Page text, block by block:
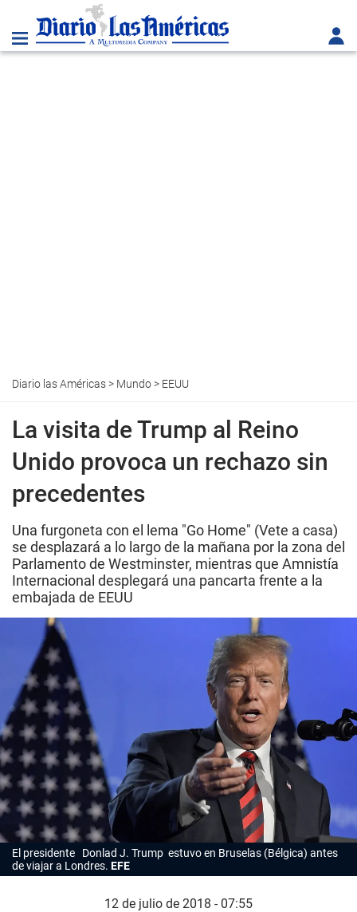
Diario las Américas> Mundo> EEUU
La visita de Trump al Reino
Unido provoca un rechazo sin
precedentes
Una furgoneta con el lema "Go Home" (Vete a casa)
se desplazará a lo largo de la mañana por la zona del
Parlamento de Westminster, mientras que Amnistía
Internacional desplegará una pancarta frente a la
embajada de EEUU
El presidente Donlad J. Trump estuvo en Bruselas (Bélgica) antes
de viajar a Londres. EFE
12 de julio de 2018 - 07:55